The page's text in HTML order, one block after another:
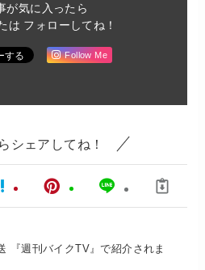
が気に入ったら
は フォローしてね！
Follow Me
シェアしてね！
『週刊バイクTV』で紹介されま